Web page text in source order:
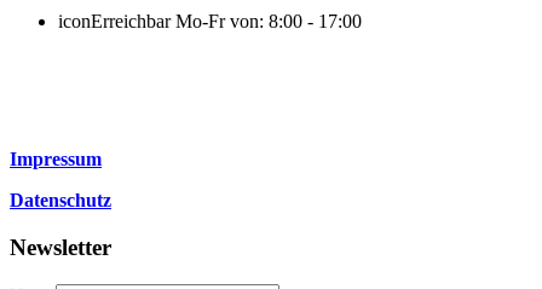
iconErreichbar Mo-Fr von: 8:00 - 17:00
Impressum
Datenschutz
Newsletter